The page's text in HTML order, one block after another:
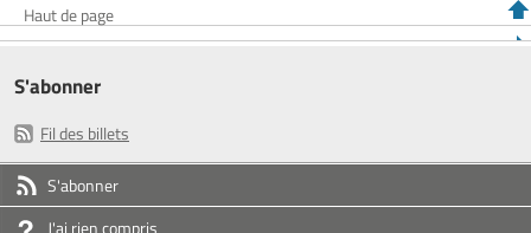
Haut de page
S'abonner
Fil des billets
S'abonner
J'ai rien compris